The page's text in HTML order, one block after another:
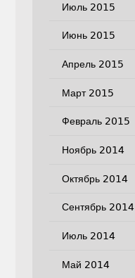
Июль 2015
Июнь 2015
Апрель 2015
Март 2015
Февраль 2015
Ноябрь 2014
Октябрь 2014
Сентябрь 2014
Июль 2014
Май 2014